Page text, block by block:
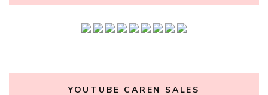
YOUTUBE CAREN SALES